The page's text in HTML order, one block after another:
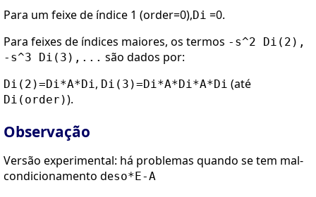
Para um feixe de índice 1 (order=0),Di =0.
Para feixes de índices maiores, os termos -s^2 Di(2),
-s^3 Di(3),... são dados por:
Di(2)=Di*A*Di, Di(3)=Di*A*Di*A*Di (até
Di(order)).
Observação
Versão experimental: há problemas quando se tem mal-
condicionamento deso*E-A